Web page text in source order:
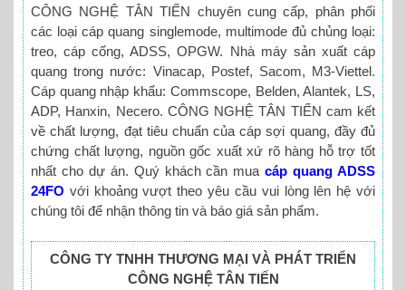
CÔNG NGHỆ TÂN TIẾN chuyên cung cấp, phân phối
các loại cáp quang singlemode, multimode đủ chủng loại:
treo, cáp cống, ADSS, OPGW. Nhà máy sản xuất cáp
quang trong nước: Vinacap, Postef, Sacom, M3-Viettel.
Cáp quang nhập khẩu: Commscope, Belden, Alantek, LS,
ADP, Hanxin, Necero. CÔNG NGHỆ TÂN TIẾN cam kết
về chất lượng, đạt tiêu chuẩn của cáp sợi quang, đầy đủ
chứng chất lượng, nguồn gốc xuất xứ rõ hàng hỗ trợ tốt
nhất cho dự án. Quý khách cần muacáp quang ADSS
24FO với khoảng vượt theo yêu cầu vui lòng lên hệ với
chúng tôi để nhận thông tin và báo giá sản phẩm.
CÔNG TY TNHH THƯƠNG MẠI VÀ PHÁT TRIỂN
CÔNG NGHỆ TÂN TIẾN